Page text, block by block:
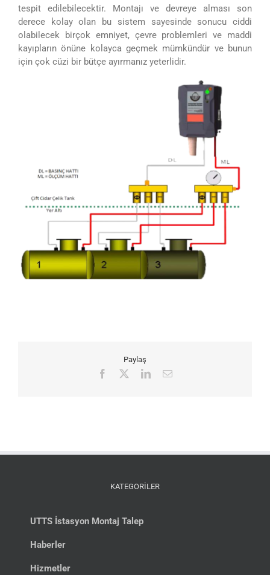
tespit edilebilecektir. Montajı ve devreye alması son
derece kolay olan bu sistem sayesinde sonucu ciddi
olabilecek birçok emniyet, çevre problemleri ve maddi
kayıpların önüne kolayca geçmek mümkündür ve bunun
için çok cüzi bir bütçe ayırmanız yeterlidir.
Paylaş
Facebook LinkedIn
E-
KATEGORİLER
UTTS İstasyon Montaj Talep
Haberler
Hizmetler